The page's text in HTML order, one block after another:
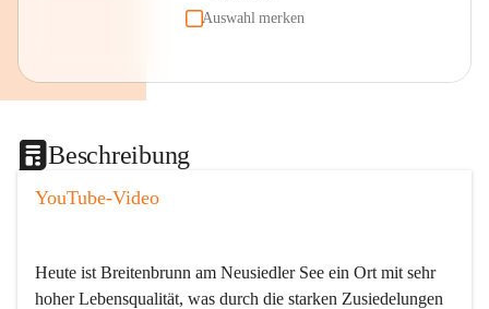
Auswahl merken
Beschreibung
YouTube-Video
Heute ist Breitenbrunn am Neusiedler See ein Ort mit sehr
hoher Lebensqualität, was durch die starken Zusiedelungen